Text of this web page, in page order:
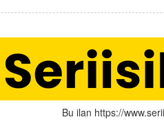
Bu ilan https://